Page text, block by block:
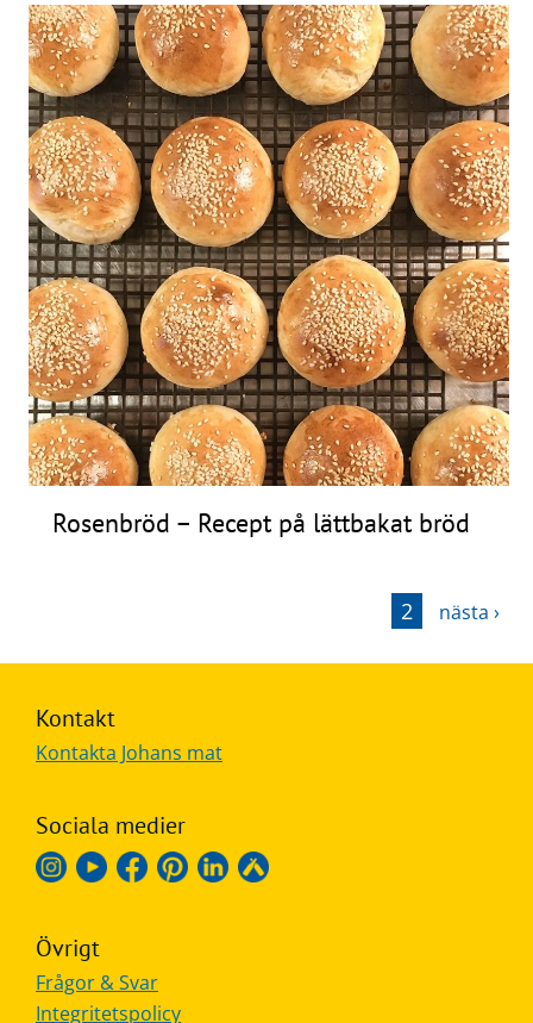
Rosenbröd – Recept på lättbakat bröd
2 nästa ›
Kontakt
Kontakta Johans mat
Sociala medier
Övrigt
Frågor & Svar
Integritetspolicy